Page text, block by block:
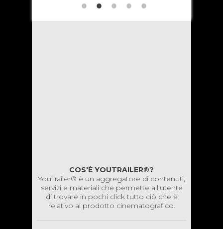
COS'È YOUTRAILER®?
YouTrailer® è un aggregatore di contenuti,
servizi e materiali che permette all'utente
di trovare in pochi click tutto ciò che è
relativo al prodotto cinematografico.